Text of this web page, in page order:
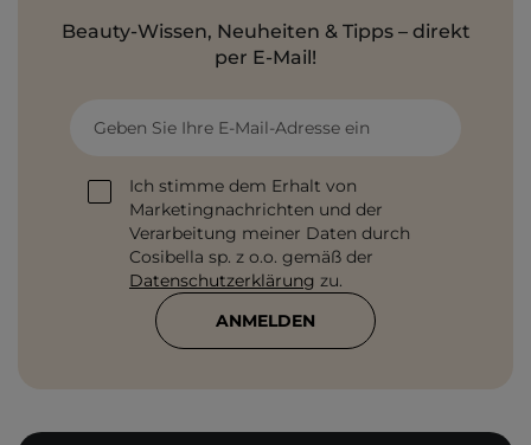
Beauty-Wissen, Neuheiten & Tipps – direkt
per E-Mail!
Geben Sie Ihre E-Mail-Adresse ein
Ich stimme dem Erhalt von
Marketingnachrichten und der
Verarbeitung meiner Daten durch
Cosibella sp. z o.o. gemäß der
Datenschutzerklärung zu.
ANMELDEN